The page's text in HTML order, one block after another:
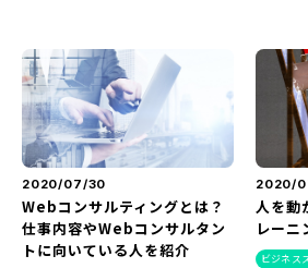
ライターで探す
FEATURE
特集
MOVIE
動画
DOCUMENT
お役立ち資料
お問い合わせ
2020/07/30
Webコンサルティングとは？
仕事内容やWebコンサルタン
トに向いている人を紹介
2020/
人を動
レーニ
ビジネス